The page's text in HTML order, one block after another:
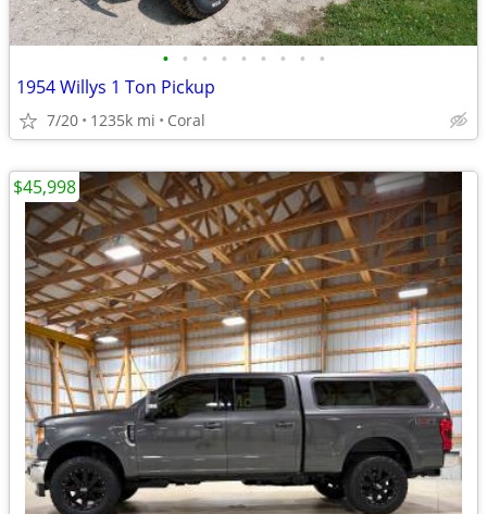
• • • • • • • • •
1954 Willys 1 Ton Pickup
7/20 1235k mi Coral
$45,998